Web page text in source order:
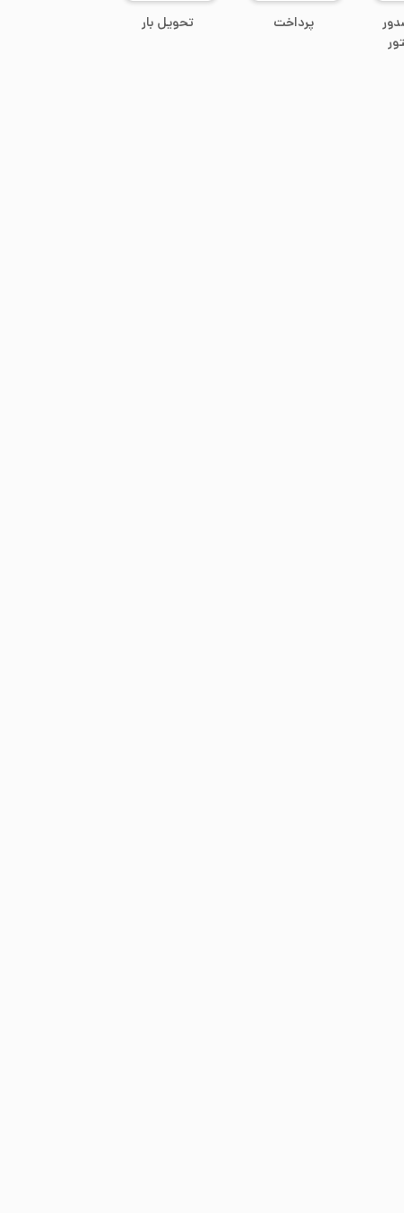
پرداخت تحویل بار